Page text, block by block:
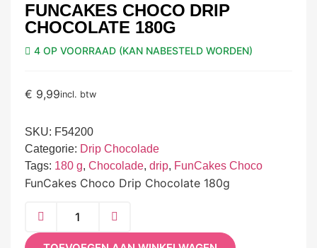
FUNCAKES CHOCO DRIP
CHOCOLATE 180G
4 OP VOORRAAD (KAN NABESTELD WORDEN)
€ 9,99incl. btw
SKU: F54200
Categorie: Drip Chocolade
Tags: 180 g, Chocolade, drip, FunCakes Choco
FunCakes Choco Drip Chocolate 180g